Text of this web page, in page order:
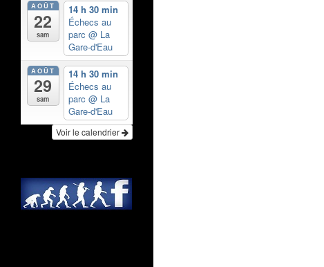
AOÛT
22
sam
14 h 30 min
Échecs au
parc @ La
Gare-d'Eau
AOÛT
29
sam
14 h 30 min
Échecs au
parc @ La
Gare-d'Eau
Voir le calendrier